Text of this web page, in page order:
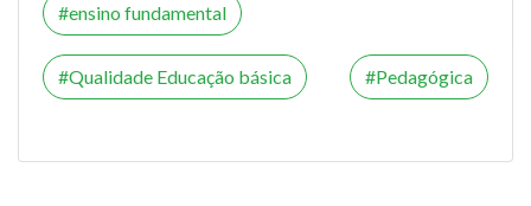
ensino fundamental
Qualidade Educação básica Pedagógica